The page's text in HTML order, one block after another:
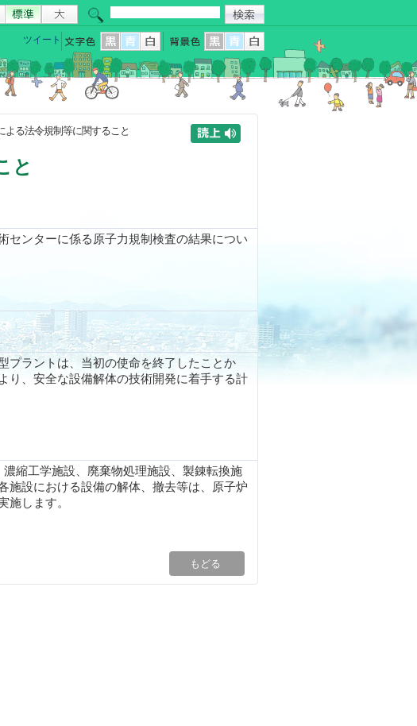
ツイート
よる法令規制等に関すること
と
センターに係る原子力規制検査の結果につい
ラントは、当初の使命を終了したことか
り、安全な設備解体の技術開発に着手する計
縮工学施設、廃棄物処理施設、製錬転換施
施設における設備の解体、撤去等は、原子炉
施します。
もどる